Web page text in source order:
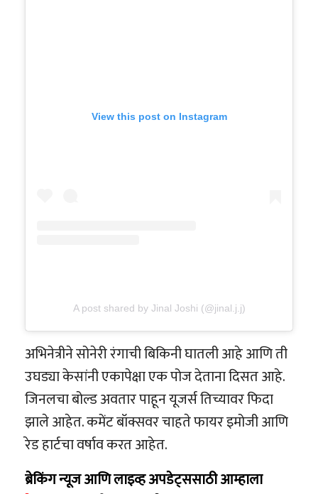
View this post on Instagram
A post shared by Jinal Joshi (@jinal.j.j)
अभिनेत्रीने सोनेरी रंगाची बिकिनी घातली आहे आणि ती
उघड्या केसांनी एकापेक्षा एक पोज देताना दिसत आहे.
जिनलचा बोल्ड अवतार पाहून यूजर्स तिच्यावर फिदा
झाले आहेत. कमेंट बॉक्सवर चाहते फायर इमोजी आणि
रेड हार्टचा वर्षाव करत आहेत.
ब्रेकिंग न्यूज आणि लाइव्ह अपडेट्ससाठी आम्हाला